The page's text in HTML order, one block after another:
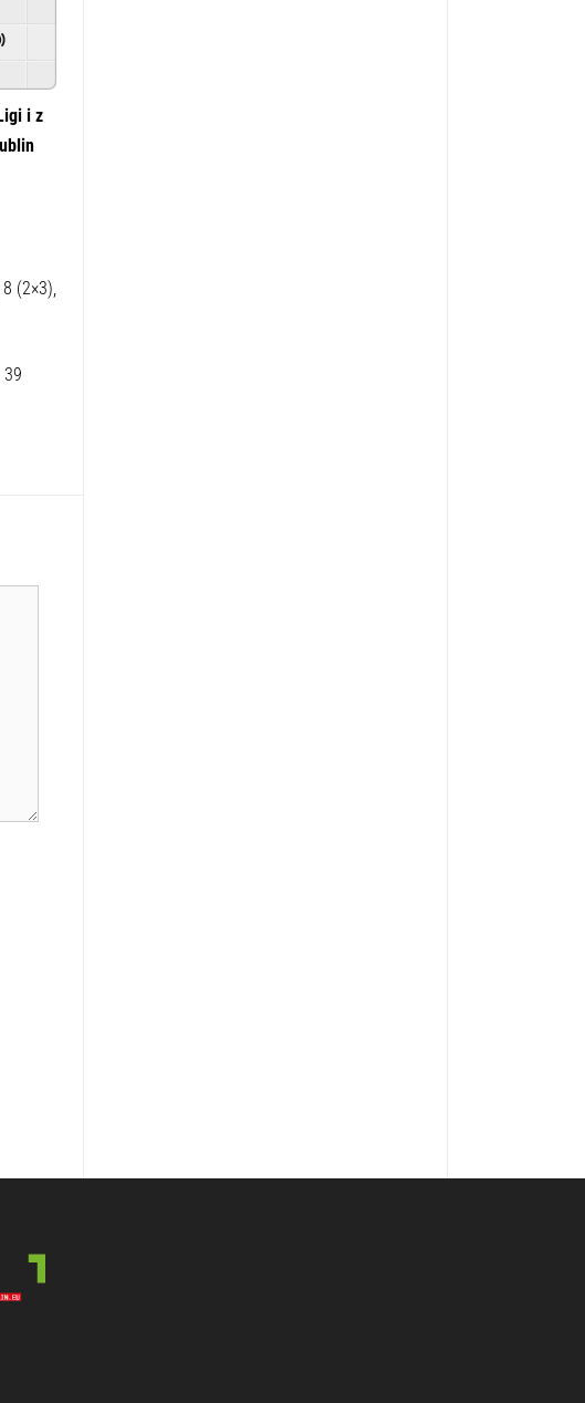
i z
(2×3),